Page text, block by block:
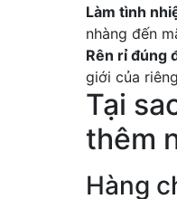
Làm tình
nhàng đến
Rên rỉ đúng
giới của
Tại
thêm
Hàng